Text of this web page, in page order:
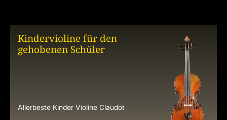
Kindervioline für den
gehobenen Schüler
Allerbeste Kinder Violine Claudot